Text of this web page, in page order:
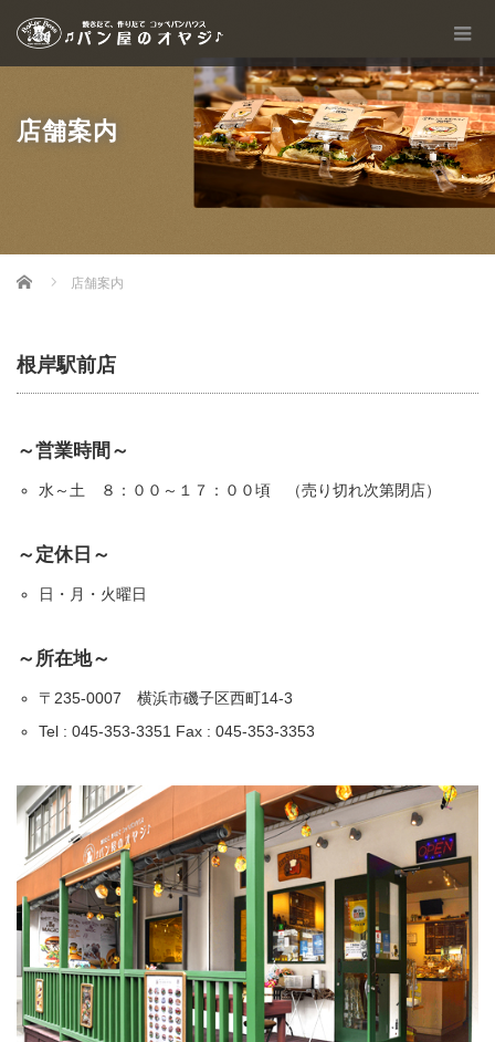
店舗案内
Home 店舗案内
根岸駅前店
～営業時間～
水～土 ８：００～１７：００頃 （売り切れ次第閉店）
～定休日～
日・月・火曜日
～所在地～
〒235-0007 横浜市磯子区西町14-3
Tel : 045-353-3351 Fax : 045-353-3353